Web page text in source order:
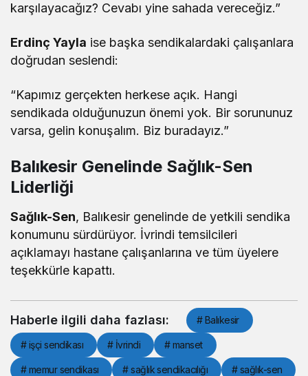
karşılayacağız? Cevabı yine sahada vereceğiz.”
Erdinç Yayla ise başka sendikalardaki çalışanlara
doğrudan seslendi:
“Kapımız gerçekten herkese açık. Hangi
sendikada olduğunuzun önemi yok. Bir sorununuz
varsa, gelin konuşalım. Biz buradayız.”
Balıkesir Genelinde Sağlık-Sen
Liderliği
Sağlık-Sen, Balıkesir genelinde de yetkili sendika
konumunu sürdürüyor. İvrindi temsilcileri
açıklamayı hastane çalışanlarına ve tüm üyelere
teşekkürle kapattı.
Haberle ilgili daha fazlası: # Balıkesir
# işçi sendikası # İvrindi # manset
# memur sendikası # sağlık sendikacılığı # sağlık-sen